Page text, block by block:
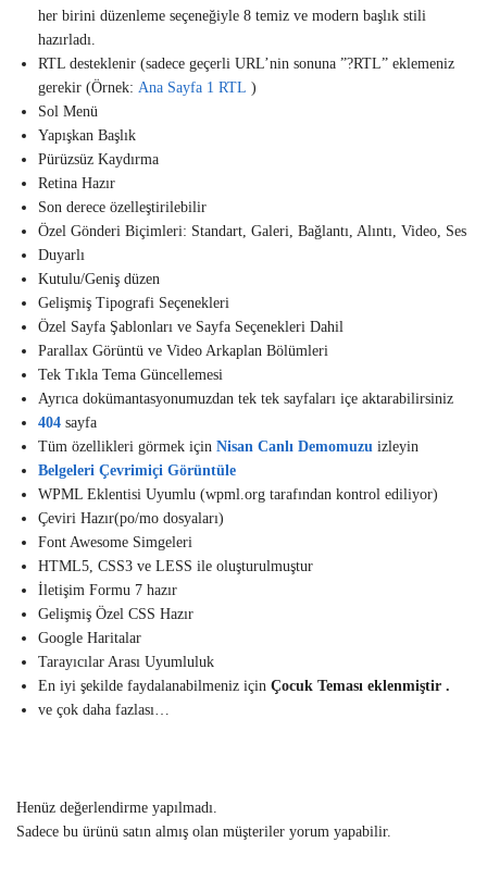
her birini düzenleme seçeneğiyle 8 temiz ve modern başlık stili
hazırladı.
RTL desteklenir (sadece geçerli URL’nin sonuna ”?RTL” eklemeniz
gerekir (Örnek: Ana Sayfa 1 RTL )
Sol Menü
Yapışkan Başlık
Pürüzsüz Kaydırma
Retina Hazır
Son derece özelleştirilebilir
Özel Gönderi Biçimleri: Standart, Galeri, Bağlantı, Alıntı, Video, Ses
Duyarlı
Kutulu/Geniş düzen
Gelişmiş Tipografi Seçenekleri
Özel Sayfa Şablonları ve Sayfa Seçenekleri Dahil
Parallax Görüntü ve Video Arkaplan Bölümleri
Tek Tıkla Tema Güncellemesi
Ayrıca dokümantasyonumuzdan tek tek sayfaları içe aktarabilirsiniz
404 sayfa
Tüm özellikleri görmek için Nisan Canlı Demomuzu izleyin
Belgeleri Çevrimiçi Görüntüle
WPML Eklentisi Uyumlu (wpml.org tarafından kontrol ediliyor)
Çeviri Hazır(po/mo dosyaları)
Font Awesome Simgeleri
HTML5, CSS3 ve LESS ile oluşturulmuştur
İletişim Formu 7 hazır
Gelişmiş Özel CSS Hazır
Google Haritalar
Tarayıcılar Arası Uyumluluk
En iyi şekilde faydalanabilmeniz için Çocuk Teması eklenmiştir .
ve çok daha fazlası…
Henüz değerlendirme yapılmadı.
Sadece bu ürünü satın almış olan müşteriler yorum yapabilir.